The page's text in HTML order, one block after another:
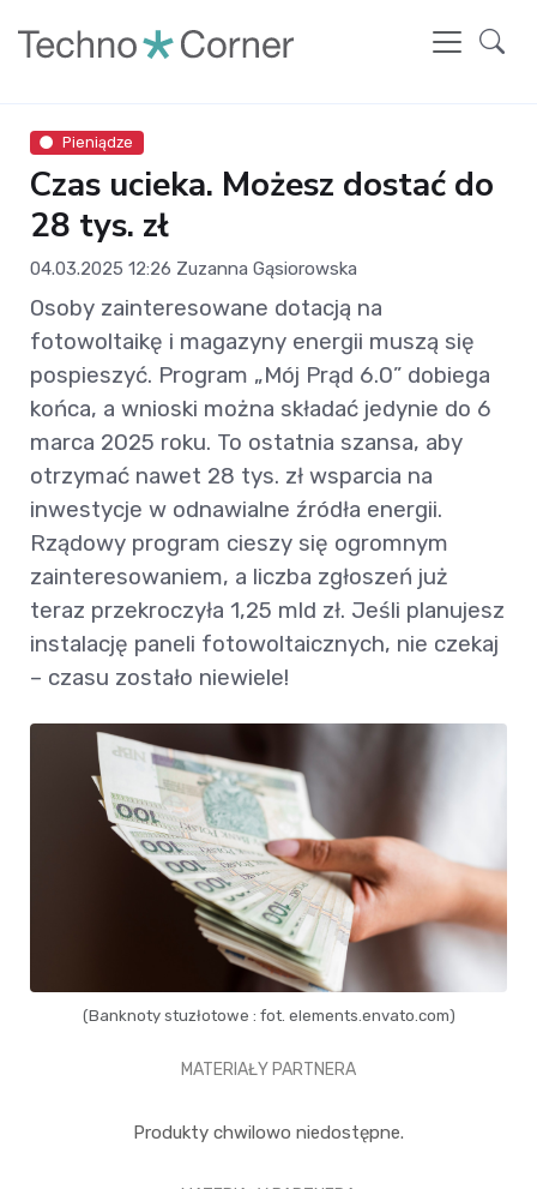
Pieniądze
Czas ucieka. Możesz dostać do
28 tys. zł
04.03.2025 12:26 Zuzanna Gąsiorowska
Osoby zainteresowane dotacją na
fotowoltaikę i magazyny energii muszą się
pospieszyć. Program „Mój Prąd 6.0” dobiega
końca, a wnioski można składać jedynie do 6
marca 2025 roku. To ostatnia szansa, aby
otrzymać nawet 28 tys. zł wsparcia na
inwestycje w odnawialne źródła energii.
Rządowy program cieszy się ogromnym
zainteresowaniem, a liczba zgłoszeń już
teraz przekroczyła 1,25 mld zł. Jeśli planujesz
instalację paneli fotowoltaicznych, nie czekaj
– czasu zostało niewiele!
(Banknoty stuzłotowe : fot. elements.envato.com)
MATERIAŁY PARTNERA
Produkty chwilowo niedostępne.